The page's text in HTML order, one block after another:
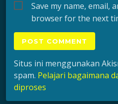
Save my name, email,
browser for the next
Situs ini menggunakan
spam. Pelajari bagaimana
diproses